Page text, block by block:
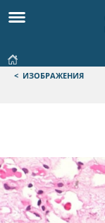
< ИЗОБРАЖЕНИЯ